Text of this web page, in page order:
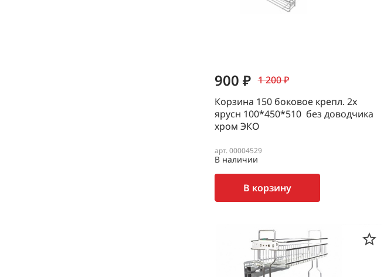
900 ₽ 1 200 ₽
Корзина 150 боковое крепл. 2х
ярусн 100*450*510 без доводчика
хром ЭКО
арт. 00004529
В наличии
В корзину